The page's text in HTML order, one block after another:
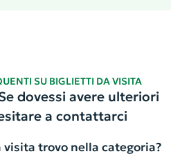
SU BIGLIETTI DA VISITA
dovessi avere ulteriori
a contattarci
trovo nella categoria?